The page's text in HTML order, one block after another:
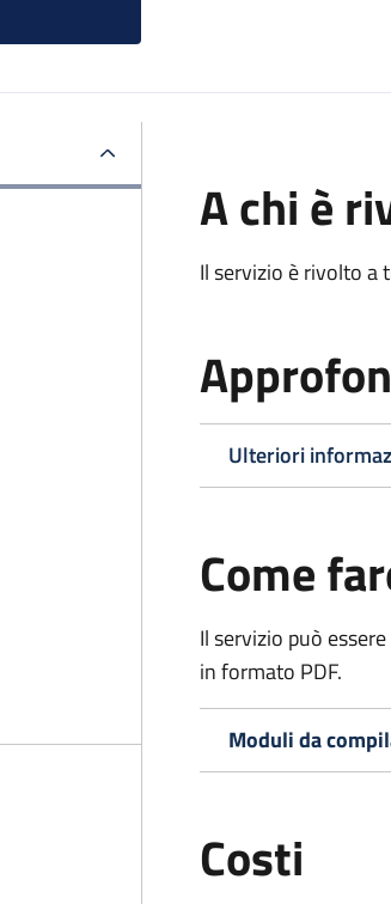
A chi è
Il servizio è rivolto a
Ulteriori
Come
Il servizio può
in formato PDF.
Moduli da
Costi